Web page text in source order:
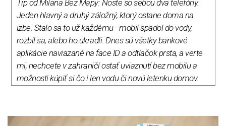
Tip od Milana Bez Mapy: Noste so sebou dva telefóny.
Jeden hlavný a druhý záložný, ktorý ostane doma na
izbe. Stalo sa to už každému - mobil spadol do vody,
rozbil sa, alebo ho ukradli. Dnes sú všetky bankové
aplikácie naviazané na face ID a odtlačok prsta, a verte
mi, nechcete v zahraničí ostať uviaznutí bez mobilu a
možnosti kúpiť si čo i len vodu či novú letenku domov.